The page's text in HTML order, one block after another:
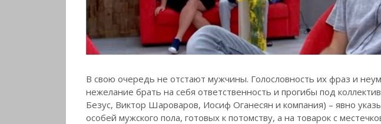
В свою очередь не отстают мужчины. Голословность их фраз и
нежелание брать на себя ответственность и прогибы под
Безус, Виктор Шароваров, Иосиф Оганесян и компания) – явно
особей мужского пола, готовых к потомству, а на товарок с